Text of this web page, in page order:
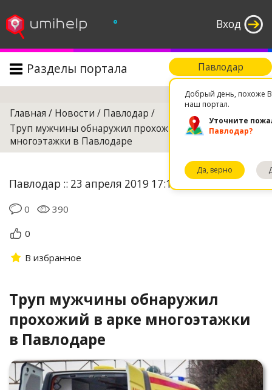
Вход
°
Павлодар
Добрый день, похоже
наш портал.
Уточните
Павлодар?
Да, верно
Разделы портала Поиск
Главная / Новости / Павлодар /
Труп мужчины обнаружил прохожий в арке
многоэтажки в Павлодаре
Павлодар :: 23 апреля 2019 17:17
0
390
0
В избранное
Труп мужчины обнаружил
прохожий в арке многоэтажки
в Павлодаре